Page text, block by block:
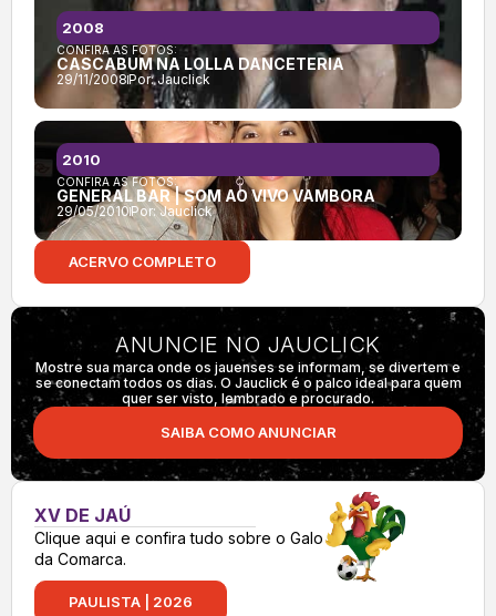
CONFIRA AS FOTOS:
CASCABUM NA LOLLA DANCETERIA
29/11/2008Por:Jauclick
2008
CONFIRA AS FOTOS:
GENERAL BAR | SOM AO VIVO VAMBORA
29/05/2010Por:Jauclick
2010
ACERVO COMPLETO
ANUNCIE NO JAUCLICK
Mostre sua marca onde os jauenses se informam, se divertem e
se conectam todos os dias. O Jauclick é o palco ideal para quem
quer ser visto, lembrado e procurado.
SAIBA COMO ANUNCIAR
XV DE JAÚ
Clique aqui e confira tudo sobre o Galo
da Comarca.
PAULISTA | 2026